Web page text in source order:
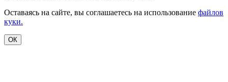
Оставаясь на сайте, вы соглашаетесь на использование файлов
куки.
ОК